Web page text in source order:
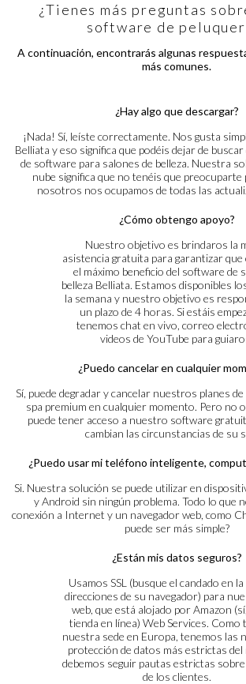
¿Tienes más preguntas
software de
A continuación, encontrarás algunas
más comunes.
¿Hay algo que descargar?
¡Nada! Sí, leíste correctamente. Nos gusta
Belliata y eso significa que podéis dejar de
de software para salones de belleza. Nuestra
nube significa que no tenéis que preocuparte
nosotros nos ocupamos de todas las
¿Cómo obtengo apoyo?
Nuestro objetivo es brindaros la
asistencia gratuita para garantizar que
el máximo beneficio del software de
belleza Belliata. Estamos disponibles
la semana y nuestro objetivo es
un plazo de 4 horas. Si estáis
tenemos chat en vivo, correo
videos de YouTube para
¿Puedo cancelar en cualquier
Sí, puede degradar y cancelar nuestros planes
spa premium en cualquier momento. Pero no
puede tener acceso a nuestro software
cambian las circunstancias de su
¿Puedo usar mi teléfono inteligente,
Si. Nuestra solución se puede utilizar en
y Android sin ningún problema. Todo lo que
conexión a Internet y un navegador web, como
puede ser más simple?
¿Están mis datos seguros?
Usamos SSL (busque el candado en
direcciones de su navegador) para
web, que está alojado por Amazon
tienda en línea) Web Services. Como
nuestra sede en Europa, tenemos las
protección de datos más estrictas del
debemos seguir pautas estrictas
de los clientes.